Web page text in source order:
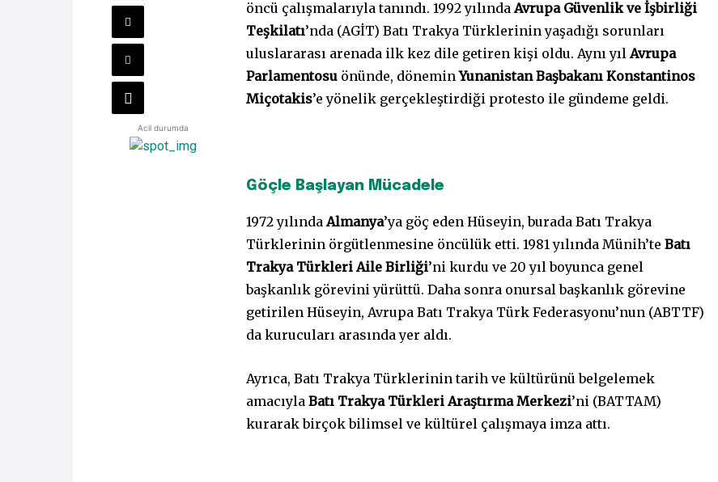
Acil durumda
öncü çalışmalarıyla tanındı. 1992 yılındaAvrupa Güvenlik ve İşbirliği
Teşkilatı’nda (AGİT) Batı Trakya Türklerinin yaşadığı sorunları
uluslararası arenada ilk kez dile getiren kişi oldu. Aynı yılAvrupa
Parlamentosu önünde, döneminYunanistan Başbakanı Konstantinos
Miçotakis’e yönelik gerçekleştirdiği protesto ile gündeme geldi.
Göçle Başlayan Mücadele
1972 yılındaAlmanya’ya göç eden Hüseyin, burada Batı Trakya
Türklerinin örgütlenmesine öncülük etti. 1981 yılında Münih’te Batı
Trakya Türkleri Aile Birliği’ni kurdu ve 20 yıl boyunca genel
başkanlık görevini yürüttü. Daha sonra onursal başkanlık görevine
getirilen Hüseyin, Avrupa Batı Trakya Türk Federasyonu’nun (ABTTF)
da kurucuları arasında yer aldı.
Ayrıca, Batı Trakya Türklerinin tarih ve kültürünü belgelemek
amacıylaBatı Trakya Türkleri Araştırma Merkezi’ni (BATTAM)
kurarak birçok bilimsel ve kültürel çalışmaya imza attı.